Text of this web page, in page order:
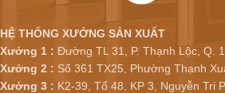
HỆ THỐNG XƯỞNG SẢN XUẤT
Xưởng 1 : Đường TL 31, P. Thạnh Lộc, Q.
Xưởng 2 : Số 361 TX25, Phường Thạnh
Xưởng 3 : K2-39, Tổ 48, KP 3, Nguyễn Tri